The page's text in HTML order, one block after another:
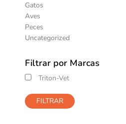
Gatos
Aves
Peces
Uncategorized
Filtrar por Marcas
Triton-Vet
FILTRAR